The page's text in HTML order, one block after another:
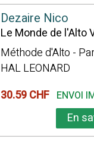
Dezaire Nico
Le Monde de l'Alto
Méthode d'Alto -
HAL LEONARD
30.59 CHF ENVOI
En